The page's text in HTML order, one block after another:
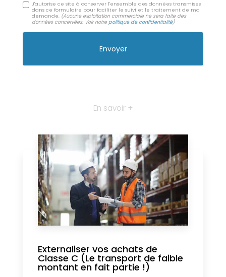
J'autorise ce site à conserver l'ensemble des données transmises
dans ce formulaire pour faciliter le suivi et le traitement de ma
demande. (Aucune exploitation commerciale ne sera faite des
données concervées. Voir notrepolitique de confidentialité)
En savoir +
Externaliser vos achats de
Classe C (Le transport de faible
montant en fait partie !)